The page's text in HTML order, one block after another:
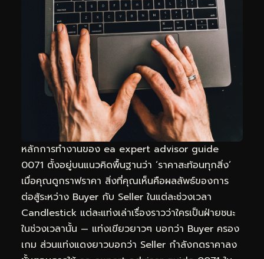
หลักการทำงานของ ea expert advisor guide
0071 ตั้งอยู่บนแนวคิดพื้นฐานว่า ‘ราคาสะท้อนทุกสิ่ง’
เมื่อคุณดูกราฟราคา สิ่งที่คุณเห็นคือผลลัพธ์ของการ
ต่อสู้ระหว่าง Buyer กับ Seller ในแต่ละช่วงเวลา
Candlestick แต่ละแท่งเล่าเรื่องราวว่าใครเป็นฝ่ายชนะ
ในช่วงเวลานั้น — แท่งเขียวยาวๆ บอกว่า Buyer ครอง
เกม ส่วนแท่งแดงยาวบอกว่า Seller กำลังกดราคาลง